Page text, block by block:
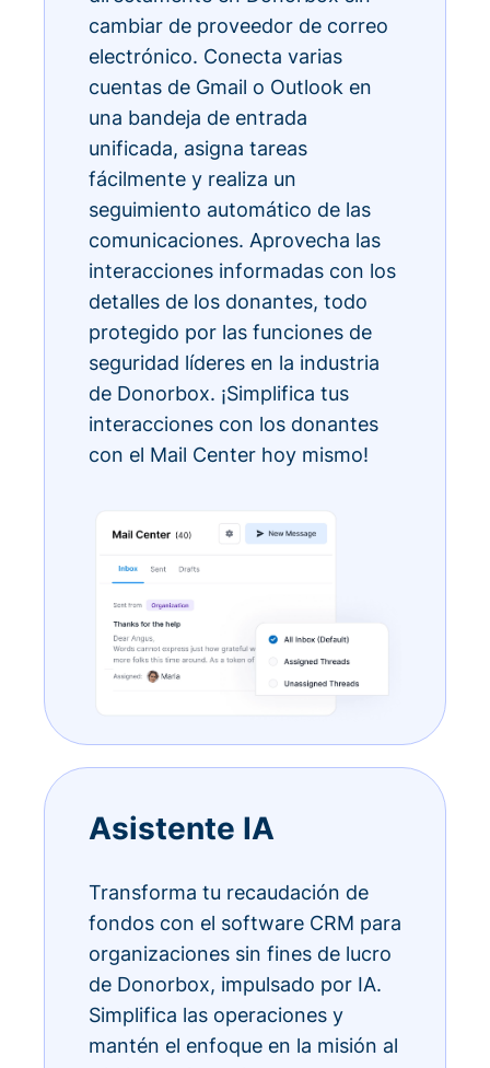
cambiar de proveedor de correo
electrónico. Conecta varias
cuentas de Gmail o Outlook en
una bandeja de entrada
unificada, asigna tareas
fácilmente y realiza un
seguimiento automático de las
comunicaciones. Aprovecha las
interacciones informadas con los
detalles de los donantes, todo
protegido por las funciones de
seguridad líderes en la industria
de Donorbox. ¡Simplifica tus
interacciones con los donantes
con el Mail Center hoy mismo!
Asistente IA
Transforma tu recaudación de
fondos con el software CRM para
organizaciones sin fines de lucro
de Donorbox, impulsado por IA.
Simplifica las operaciones y
mantén el enfoque en la misión al